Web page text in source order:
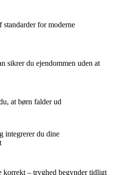
for moderne
sikrer du ejendommen uden at
at børn falder ud
integrerer du dine
korrekt – tryghed begynder tidligt